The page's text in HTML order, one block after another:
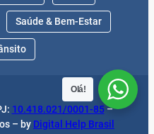
Saúde & Bem-Estar
10.418.021/0001-85–
– by Digital Help Brasil
Olá!